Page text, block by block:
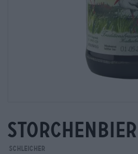
storchenbier
Schleicher